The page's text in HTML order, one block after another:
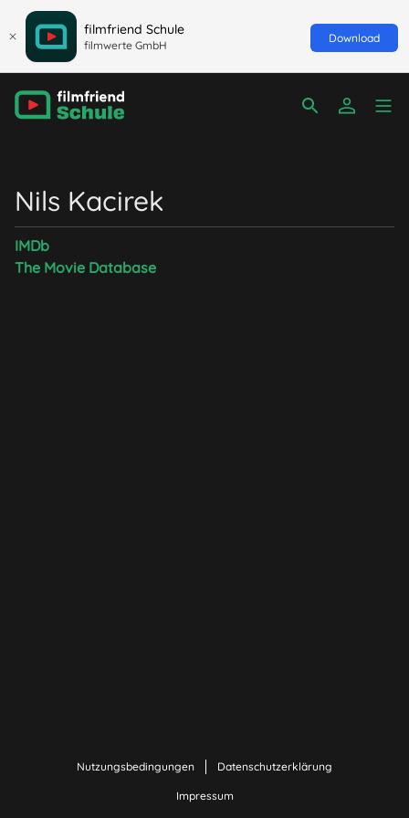
filmfriend Schule
filmwerte GmbH
Download
Nils Kacirek
IMDb
The Movie Database
Nutzungsbedingungen Datenschutzerklärung
Impressum